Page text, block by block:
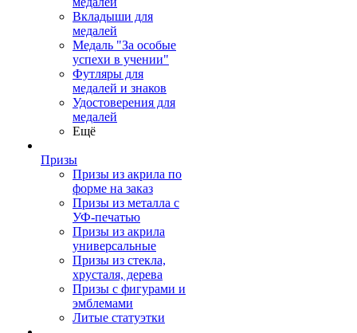
Вкладыши для
медалей
Медаль "За особые
успехи в учении"
Футляры для
медалей и знаков
Удостоверения для
медалей
Ещё
Призы
Призы из акрила по
форме на заказ
Призы из металла с
УФ-печатью
Призы из акрила
универсальные
Призы из стекла,
хрусталя, дерева
Призы с фигурами и
эмблемами
Литые статуэтки